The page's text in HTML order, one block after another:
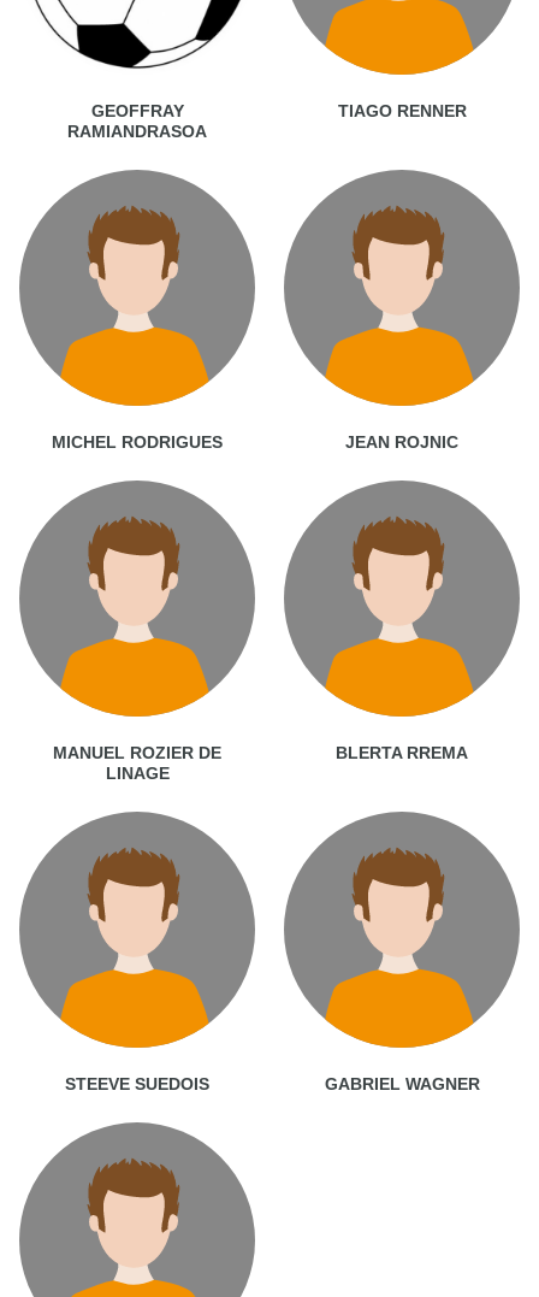
GEOFFRAY
RAMIANDRASOA
TIAGO RENNER
MICHEL RODRIGUES JEAN ROJNIC
MANUEL ROZIER DE
LINAGE
BLERTA RREMA
STEEVE SUEDOIS GABRIEL WAGNER